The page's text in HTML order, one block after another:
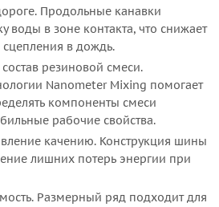
Продольные канавки
воды в зоне контакта, что снижает
сцепления в дождь.
резиновой смеси.
Nanometer Mixing помогает
компоненты смеси
рабочие свойства.
качению. Конструкция шины
лишних потерь энергии при
Размерный ряд подходит для